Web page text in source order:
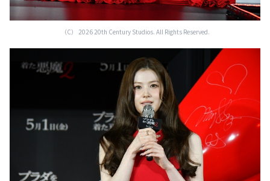
（C） 2026 20th Century Studios. All Rights Reserved.